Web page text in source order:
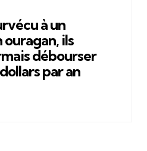
à un
ils
débourser
par an